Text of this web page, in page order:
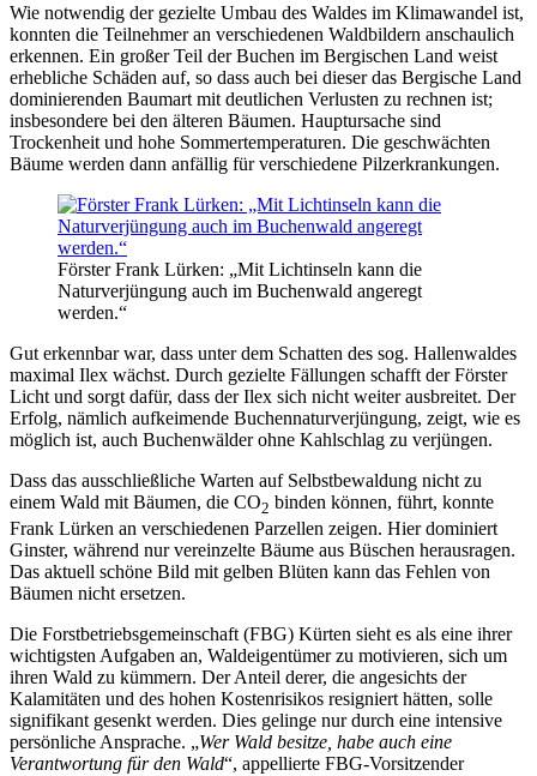
Wie notwendig der gezielte Umbau des Waldes im Klimawandel ist,
konnten die Teilnehmer an verschiedenen Waldbildern anschaulich
erkennen. Ein großer Teil der Buchen im Bergischen Land weist
erhebliche Schäden auf, so dass auch bei dieser das Bergische Land
dominierenden Baumart mit deutlichen Verlusten zu rechnen ist;
insbesondere bei den älteren Bäumen. Hauptursache sind
Trockenheit und hohe Sommertemperaturen. Die geschwächten
Bäume werden dann anfällig für verschiedene Pilzerkrankungen.
Förster Frank Lürken: „Mit Lichtinseln kann die
Naturverjüngung auch im Buchenwald angeregt
werden.“
Gut erkennbar war, dass unter dem Schatten des sog. Hallenwaldes
maximal Ilex wächst. Durch gezielte Fällungen schafft der Förster
Licht und sorgt dafür, dass der Ilex sich nicht weiter ausbreitet. Der
Erfolg, nämlich aufkeimende Buchennaturverjüngung, zeigt, wie es
möglich ist, auch Buchenwälder ohne Kahlschlag zu verjüngen.
Dass das ausschließliche Warten auf Selbstbewaldung nicht zu
einem Wald mit Bäumen, die CO2 binden können, führt, konnte
Frank Lürken an verschiedenen Parzellen zeigen. Hier dominiert
Ginster, während nur vereinzelte Bäume aus Büschen herausragen.
Das aktuell schöne Bild mit gelben Blüten kann das Fehlen von
Bäumen nicht ersetzen.
Die Forstbetriebsgemeinschaft (FBG) Kürten sieht es als eine ihrer
wichtigsten Aufgaben an, Waldeigentümer zu motivieren, sich um
ihren Wald zu kümmern. Der Anteil derer, die angesichts der
Kalamitäten und des hohen Kostenrisikos resigniert hätten, solle
signifikant gesenkt werden. Dies gelinge nur durch eine intensive
persönliche Ansprache. „Wer Wald besitze, habe auch eine
Verantwortung für den Wald“, appellierte FBG-Vorsitzender